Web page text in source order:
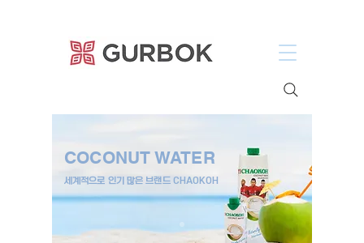
거복푸드
COCONUT WATER
세계적으로 인기 많은 브랜드 CHAOKOH